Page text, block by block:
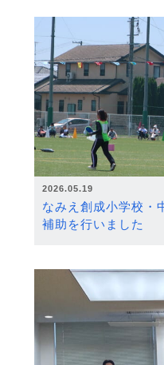
2026.05.19
なみえ創成小学校・
補助を行いました